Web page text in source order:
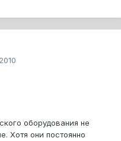
оборудования не
Хотя они постоянно